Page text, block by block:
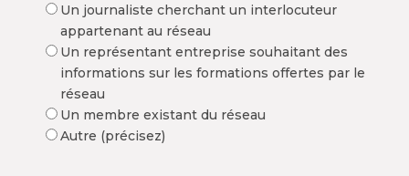
Un journaliste cherchant un interlocuteur
appartenant au réseau
Un représentant entreprise souhaitant des
informations sur les formations offertes par le
réseau
Un membre existant du réseau
Autre (précisez)